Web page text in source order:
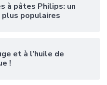
à pâtes Philips: un
populaires
et à l’huile de
!